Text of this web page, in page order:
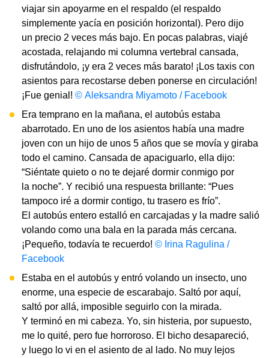
viajar sin apoyarme en el respaldo (el respaldo
simplemente yacía en posición horizontal). Pero dijo
un precio 2 veces más bajo. En pocas palabras, viajé
acostada, relajando mi columna vertebral cansada,
disfrutándolo, ¡y era 2 veces más barato! ¡Los taxis con
asientos para recostarse deben ponerse en circulación!
¡Fue genial! © Aleksandra Miyamoto / Facebook
Era temprano en la mañana, el autobús estaba
abarrotado. En uno de los asientos había una madre
joven con un hijo de unos 5 años que se movía y giraba
todo el camino. Cansada de apaciguarlo, ella dijo:
“Siéntate quieto o no te dejaré dormir conmigo por
la noche”. Y recibió una respuesta brillante: “Pues
tampoco iré a dormir contigo, tu trasero es frío”.
El autobús entero estalló en carcajadas y la madre salió
volando como una bala en la parada más cercana.
¡Pequeño, todavía te recuerdo! © Irina Ragulina /
Facebook
Estaba en el autobús y entró volando un insecto, uno
enorme, una especie de escarabajo. Saltó por aquí,
saltó por allá, imposible seguirlo con la mirada.
Y terminó en mi cabeza. Yo, sin histeria, por supuesto,
me lo quité, pero fue horroroso. El bicho desapareció,
y luego lo vi en el asiento de al lado. No muy lejos